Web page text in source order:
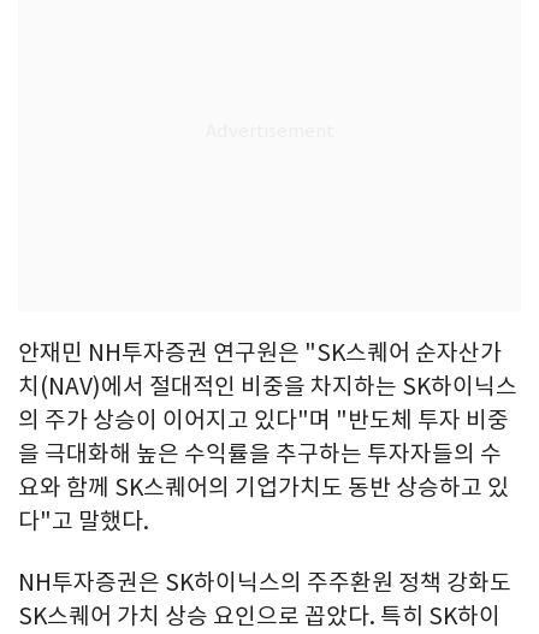
안재민 NH투자증권 연구원은 "SK스퀘어 순자산가
치(NAV)에서 절대적인 비중을 차지하는 SK하이닉스
의 주가 상승이 이어지고 있다"며 "반도체 투자 비중
을 극대화해 높은 수익률을 추구하는 투자자들의 수
요와 함께 SK스퀘어의 기업가치도 동반 상승하고 있
다"고 말했다.
NH투자증권은 SK하이닉스의 주주환원 정책 강화도
SK스퀘어 가치 상승 요인으로 꼽았다. 특히 SK하이